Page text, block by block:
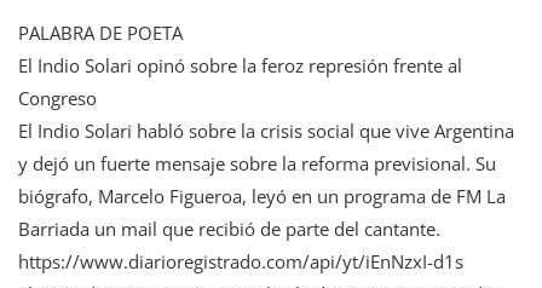
PALABRA DE POETA
El Indio Solari opinó sobre la feroz represión frente al
Congreso
El Indio Solari habló sobre la crisis social que vive Argentina
y dejó un fuerte mensaje sobre la reforma previsional. Su
biógrafo, Marcelo Figueroa, leyó en un programa de FM La
Barriada un mail que recibió de parte del cantante.
https://www.diarioregistrado.com/api/yt/iEnNzxI-d1s